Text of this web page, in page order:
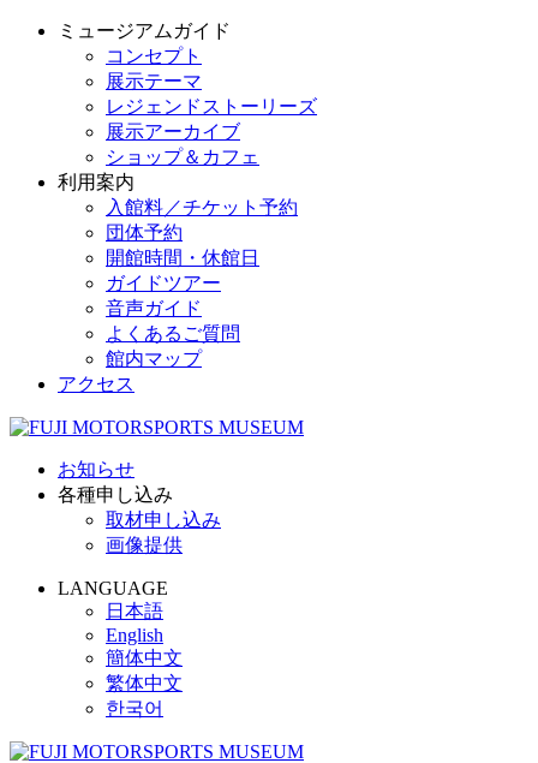
ミュージアムガイド
コンセプト
展示テーマ
レジェンドストーリーズ
展示アーカイブ
ショップ＆カフェ
利用案内
入館料／チケット予約
団体予約
開館時間・休館日
ガイドツアー
音声ガイド
よくあるご質問
館内マップ
アクセス
お知らせ
各種申し込み
取材申し込み
画像提供
LANGUAGE
日本語
English
簡体中文
繁体中文
한국어